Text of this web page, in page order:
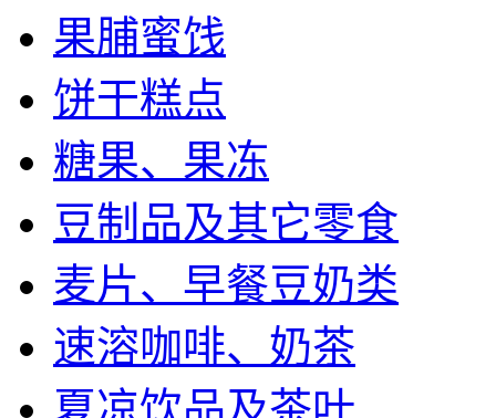
果脯蜜饯
饼干糕点
糖果、果冻
豆制品及其它零食
麦片、早餐豆奶类
速溶咖啡、奶茶